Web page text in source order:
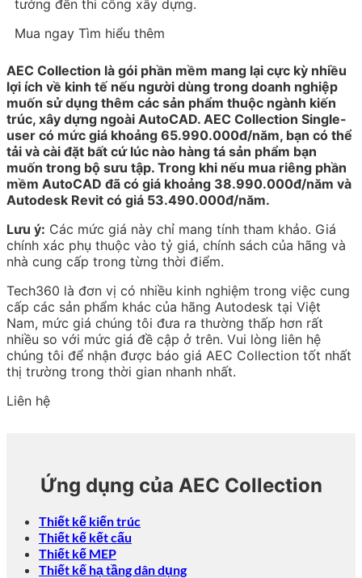
tưởng đến thi công xây dựng.
Mua ngay Tìm hiểu thêm
AEC Collection là gói phần mềm mang lại cực kỳ nhiều
lợi ích về kinh tế nếu người dùng trong doanh nghiệp
muốn sử dụng thêm các sản phẩm thuộc ngành kiến
trúc, xây dựng ngoài AutoCAD. AEC Collection Single-
user có mức giá khoảng 65.990.000đ/năm, bạn có thể
tải và cài đặt bất cứ lúc nào hàng tá sản phẩm bạn
muốn trong bộ sưu tập. Trong khi nếu mua riêng phần
mềm AutoCAD đã có giá khoảng 38.990.000đ/năm và
Autodesk Revit có giá 53.490.000đ/năm.
Lưu ý: Các mức giá này chỉ mang tính tham khảo. Giá
chính xác phụ thuộc vào tỷ giá, chính sách của hãng và
nhà cung cấp trong từng thời điểm.
Tech360 là đơn vị có nhiều kinh nghiệm trong việc cung
cấp các sản phẩm khác của hãng Autodesk tại Việt
Nam, mức giá chúng tôi đưa ra thường thấp hơn rất
nhiều so với mức giá đề cập ở trên. Vui lòng liên hệ
chúng tôi để nhận được báo giá AEC Collection tốt nhất
thị trường trong thời gian nhanh nhất.
Liên hệ
Ứng dụng của AEC Collection
Thiết kế kiến trúc
Thiết kế kết cấu
Thiết kế MEP
Thiết kế hạ tầng dân dụng